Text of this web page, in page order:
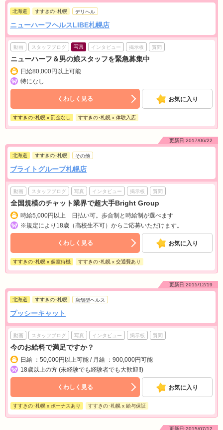
北海道 すすきの･札幌 デリヘル
ニューハーフヘルスLIBE札幌店
動画 スタッフブログ 写真 インタビュー 掲示板 質問
ニューハーフ＆男の娘スタッフを緊急募集中
日給80,000円以上可能
特になし
くわしく見る お気に入り
すすきの･札幌 x 罰金なし すすきの･札幌 x 体験入店
更新日:2017/06/22
北海道 すすきの･札幌 その他
ブライトグループ札幌店
動画 スタッフブログ 写真 インタビュー 掲示板 質問
全国規模のチャット業界で超大手Bright Group
時給5,000円以上 日払い可。歩合制と時給制が選べます
※規定により18歳（高校生不可）からご応募いただけます。
くわしく見る お気に入り
すすきの･札幌 x 個室待機 すすきの･札幌 x 交通費あり
更新日:2015/12/19
北海道 すすきの･札幌 店舗型ヘルス
プッシーキャット
動画 スタッフブログ 写真 インタビュー 掲示板 質問
今のお給料で満足ですか？
日給 ：50,000円以上可能 / 月給 ：900,000円可能
18歳以上の方 (未経験でも経験者でも大歓迎!!)
くわしく見る お気に入り
すすきの･札幌 x ボーナスあり すすきの･札幌 x 給与保証
更新日:2015/07/12